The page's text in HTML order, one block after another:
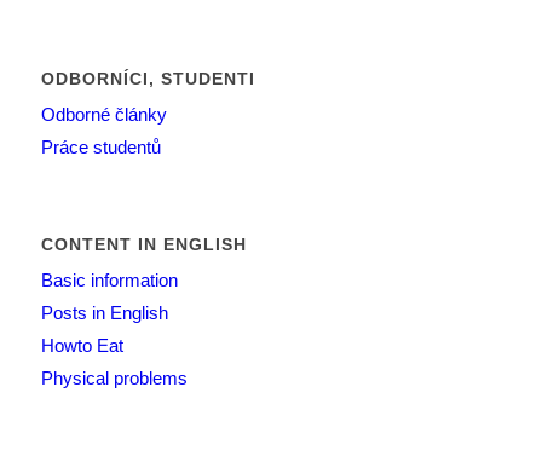
ODBORNÍCI, STUDENTI
Odborné články
Práce studentů
CONTENT IN ENGLISH
Basic information
Posts in English
Howto Eat
Physical problems